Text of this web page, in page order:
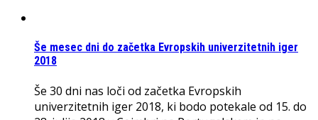
Še mesec dni do začetka Evropskih univerzitetnih iger
2018
Še 30 dni nas loči od začetka Evropskih
univerzitetnih iger 2018, ki bodo potekale od 15. do